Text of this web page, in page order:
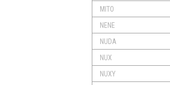
MITO
NENE
NUDA
NUX
NUXY